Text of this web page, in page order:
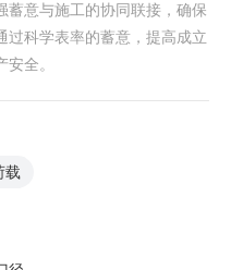
蓄意与施工的协同联接，确保
过科学表率的蓄意，提高成立
全。
载